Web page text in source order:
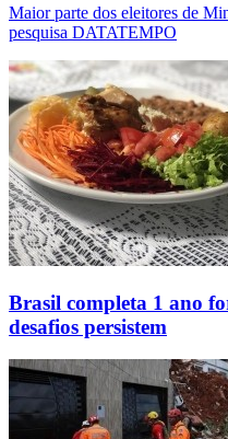
Maior parte dos eleitores de
pesquisa DATATEMPO
Brasil completa 1 ano
desafios persistem